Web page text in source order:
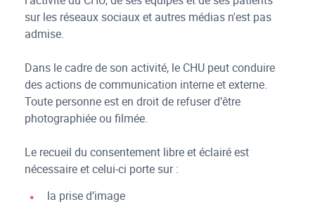
sur les réseaux sociaux et autres médias n'est pas
admise.
Dans le cadre de son activité, le CHU peut conduire
des actions de communication interne et externe.
Toute personne est en droit de refuser d’être
photographiée ou filmée.
Le recueil du consentement libre et éclairé est
nécessaire et celui-ci porte sur :
la prise d’image